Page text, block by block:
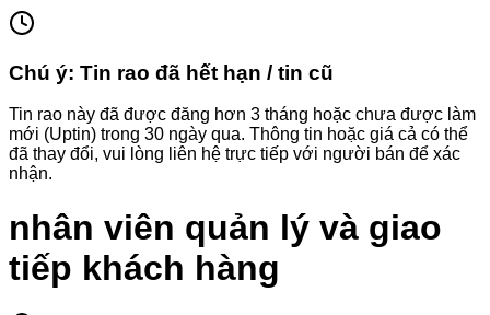
Chú ý: Tin rao đã hết hạn / tin cũ
Tin rao này đã được đăng hơn 3 tháng hoặc chưa được làm
mới (Uptin) trong 30 ngày qua. Thông tin hoặc giá cả có thể
đã thay đổi, vui lòng liên hệ trực tiếp với người bán để xác
nhận.
nhân viên quản lý và giao
tiếp khách hàng